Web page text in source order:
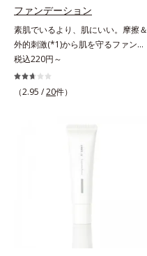
し、くずれ＆テカリを防いでサラサ
ラ肌が長時間続きます。パウダータ
イプながら、SPF50+・PA++++。パ
ウダーならではの軽いつけごこち
で、日焼け止めが苦手な方にもおす
すめです。水や汗に強いスーパーウ
シリカ、セルロース、窒化ホウ素配
合＝セミマット肌を叶える球状と板
状の粉体*2 シリカ6種類、セルロー
ス*3 シリカ配合＝皮脂を吸着する
ファンデーション
素肌でいるより、肌にいい。摩擦＆
外的刺激(*1)から肌を守るファンデ
ーション。肌荒れやニキビがある
と、ファンデーションを塗っていい
か悩むもの。とはいえ、素肌のまま
れしやすい、ニキビができやすい人
こそ、肌負担が少ない低刺激設計の
ファンデーションで守るのがベス
ト。「クリアフル エッセンス カバ
ー ファンデーション」は紫外線吸
ことを考えた設計。さらに美容成分
税込220円～
（2.95 /20件）